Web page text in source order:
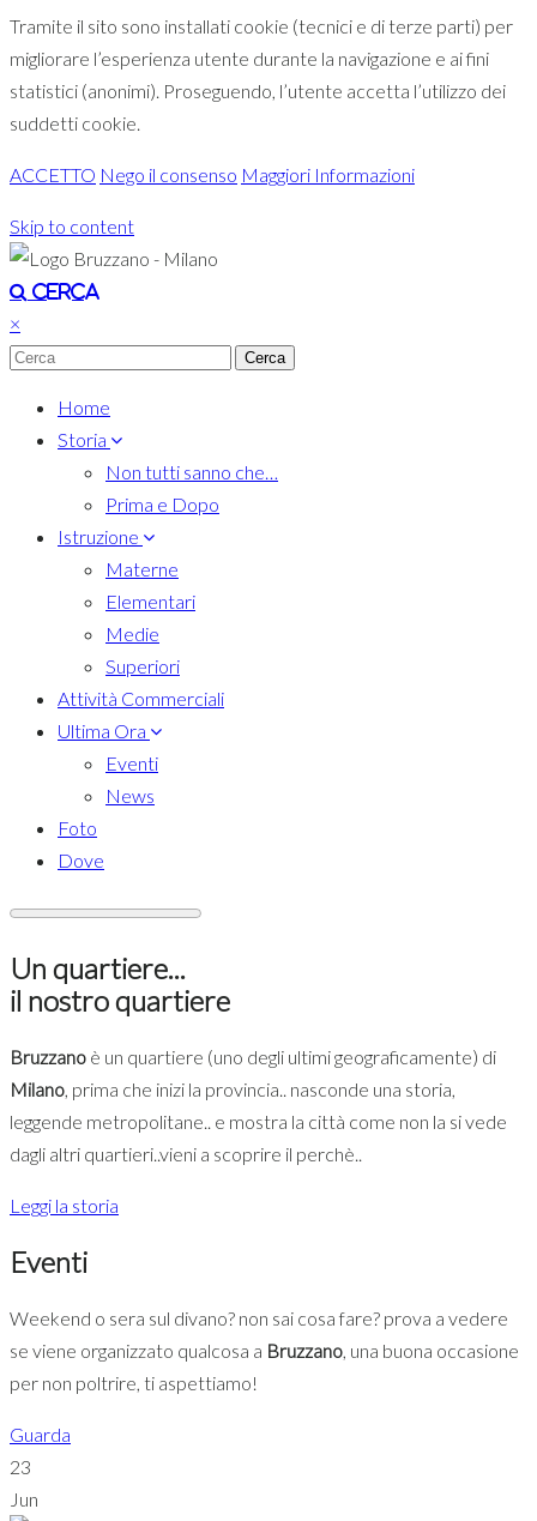
Tramite il sito sono installati cookie (tecnici e di terze parti) per
migliorare l’esperienza utente durante la navigazione e ai fini
statistici (anonimi). Proseguendo, l’utente accetta l’utilizzo dei
suddetti cookie.
ACCETTO Nego il consenso Maggiori Informazioni
Skip to content
Toggle navigation
Cerca
×
Home
Storia
Non tutti sanno che…
Prima e Dopo
Istruzione
Materne
Elementari
Medie
Superiori
Attività Commerciali
Ultima Ora
Eventi
News
Foto
Dove
Un quartiere...
il nostro quartiere
Bruzzano è un quartiere (uno degli ultimi geograficamente) di
Milano, prima che inizi la provincia.. nasconde una storia,
leggende metropolitane.. e mostra la città come non la si vede
dagli altri quartieri..vieni a scoprire il perchè..
Leggi la storia
Eventi
Weekend o sera sul divano? non sai cosa fare? prova a vedere
se viene organizzato qualcosa a Bruzzano , una buona occasione
per non poltrire, ti aspettiamo!
Guarda
23
Jun